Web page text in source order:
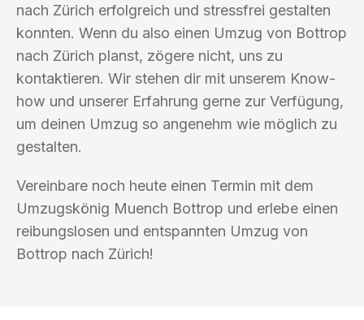
nach Zürich erfolgreich und stressfrei gestalten
konnten. Wenn du also einen Umzug von Bottrop
nach Zürich planst, zögere nicht, uns zu
kontaktieren. Wir stehen dir mit unserem Know-
how und unserer Erfahrung gerne zur Verfügung,
um deinen Umzug so angenehm wie möglich zu
gestalten.
Vereinbare noch heute einen Termin mit dem
Umzugskönig Muench Bottrop und erlebe einen
reibungslosen und entspannten Umzug von
Bottrop nach Zürich!